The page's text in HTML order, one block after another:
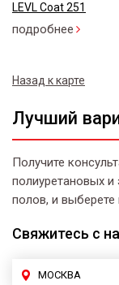
LEVL Coat 251
подробнее
Назад к карте
Лучший
Получите
полиуретановых
полов, и
Свяжитесь с
МОСКВА